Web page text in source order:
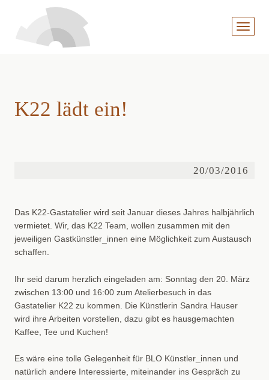
MENÜ
K22 lädt ein!
20/03/2016
Das K22-Gastatelier wird seit Januar dieses Jahres halbjährlich
vermietet. Wir, das K22 Team, wollen zusammen mit den
jeweiligen Gastkünstler_innen eine Möglichkeit zum Austausch
schaffen.
Ihr seid darum herzlich eingeladen am: Sonntag den 20. März
zwischen 13:00 und 16:00 zum Atelierbesuch in das
Gastatelier K22 zu kommen. Die Künstlerin Sandra Hauser
wird ihre Arbeiten vorstellen, dazu gibt es hausgemachten
Kaffee, Tee und Kuchen!
Es wäre eine tolle Gelegenheit für BLO Künstler_innen und
natürlich andere Interessierte, miteinander ins Gespräch zu